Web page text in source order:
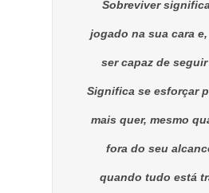
Sobreviver
jogado na sua cara
ser capaz de
Significa se esforçar
mais quer, mesmo
fora do seu
quando tudo está